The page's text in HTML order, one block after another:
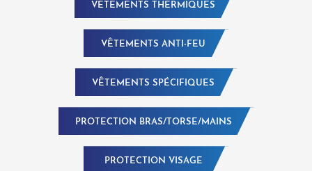
VÊTEMENTS THERMIQUES
VÊTEMENTS ANTI-FEU
VÊTEMENTS SPÉCIFIQUES
PROTECTION BRAS/TORSE/MAINS
PROTECTION VISAGE